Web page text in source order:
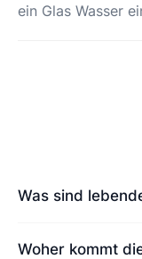
ein Glas Wasser
Was sind
Woher kommt